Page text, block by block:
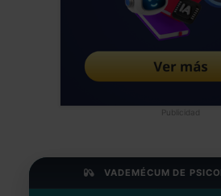
Publicidad
VADEMÉCUM DE